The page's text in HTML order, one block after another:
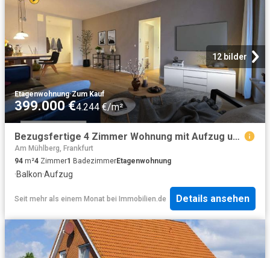
12 bilder
Etagenwohnung·Zum Kauf
399.000 €4.244 €/m²
Bezugsfertige 4 Zimmer Wohnung mit Aufzug und guter Anbindung
Am Mühlberg, Frankfurt
94 m²4 Zimmer1 BadezimmerEtagenwohnung
·Balkon·Aufzug
Seit mehr als einem Monat bei Immobilien.de Details ansehen